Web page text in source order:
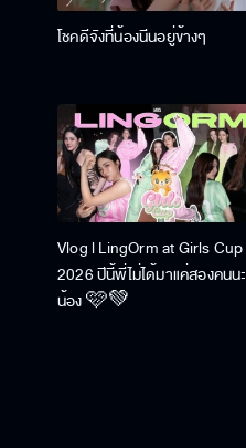
โชคดีจังที่น้องนีนอยู่ข้างๆ
Vlog l LingOrm at Girls Cup
2026 ปีนี้พี่ไม่ได้มาแค่สองคนนะ
น้อง 🩷💚